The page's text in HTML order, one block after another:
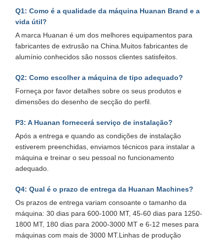
Q1: Como é a qualidade da máquina Huanan Brand e a
vida útil?
A marca Huanan é um dos melhores equipamentos para
fabricantes de extrusão na China.Muitos fabricantes de
alumínio conhecidos são nossos clientes satisfeitos.
Q2: Como escolher a máquina de tipo adequado?
Forneça por favor detalhes sobre os seus produtos e
dimensões do desenho de secção do perfil.
P3: A Huanan fornecerá serviço de instalação?
Após a entrega e quando as condições de instalação
estiverem preenchidas, enviamos técnicos para instalar a
máquina e treinar o seu pessoal no funcionamento
adequado.
Q4: Qual é o prazo de entrega da Huanan Machines?
Os prazos de entrega variam consoante o tamanho da
máquina: 30 dias para 600-1000 MT, 45-60 dias para 1250-
1800 MT, 180 dias para 2000-3000 MT e 6-12 meses para
máquinas com mais de 3000 MT.Linhas de produção